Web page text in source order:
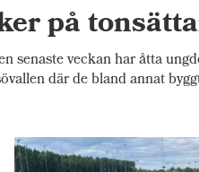
på
senaste veckan har åtta
där de bland annat